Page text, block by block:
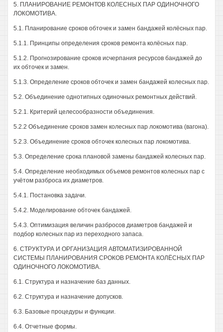
5. ПЛАНИРОВАНИЕ РЕМОНТОВ КОЛЕСНЫХ ПАР ОДИНОЧНОГО
ЛОКОМОТИВА.
5.1. Планирование сроков обточек и замен бандажей колёсных пар.
5.1.1. Принципы определения сроков ремонта колёсных пар.
5.1.2. Прогнозирование сроков исчерпания ресурсов бандажей до
их обточек и замен.
5.1.3. Определение сроков обточек и замен бандажей колесных пар.
5.2. Объединение однотипных одиночных ремонтных действий.
5.2.1. Критерий целесообразности объединения.
5.2.2 Объединение сроков замен колесных пар локомотива (вагона).
5.2.3. Объединение сроков обточек колесных пар локомотива.
5.3. Определение срока плановой замены бандажей колесных пар.
5.4. Определение необходимых объемов ремонтов колесных пар с
учётом разброса их диаметров.
5.4.1. Постановка задачи.
5.4.2. Моделирование обточек бандажей.
5.4.3. Оптимизация величин разбросов диаметров бандажей и
подбор колесных пар из переходного запаса.
6. СТРУКТУРА И ОРГАНИЗАЦИЯ АВТОМАТИЗИРОВАННОЙ
СИСТЕМЫ ПЛАНИРОВАНИЯ СРОКОВ РЕМОНТА КОЛЁСНЫХ ПАР
ОДИНОЧНОГО ЛОКОМОТИВА.
6.1. Структура и назначение баз данных.
6.2. Структура и назначение допусков.
6.3. Базовые процедуры и функции.
6.4. Отчетные формы.